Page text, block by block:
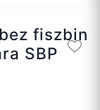
fiszbin
SBP